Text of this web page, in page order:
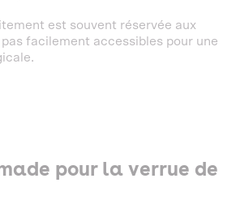
est souvent réservée aux
facilement accessibles pour une
pour la verrue de